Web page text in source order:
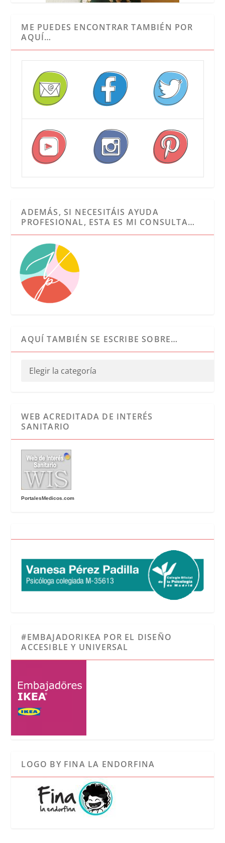
ME PUEDES ENCONTRAR TAMBIÉN POR
AQUÍ…
ADEMÁS, SI NECESITÁIS AYUDA
PROFESIONAL, ESTA ES MI CONSULTA…
AQUÍ TAMBIÉN SE ESCRIBE SOBRE…
WEB ACREDITADA DE INTERÉS
SANITARIO
PortalesMedicos.com
#EMBAJADORIKEA POR EL DISEÑO
ACCESIBLE Y UNIVERSAL
LOGO BY FINA LA ENDORFINA